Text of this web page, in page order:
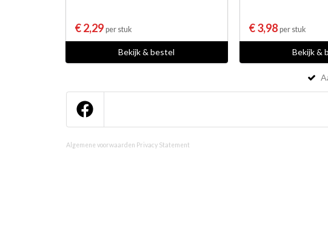
€ 2,29 per stuk
Bekijk & bestel
€ 3,98 per stuk
Bekijk &
Algemene voorwaarden Privacy Statement